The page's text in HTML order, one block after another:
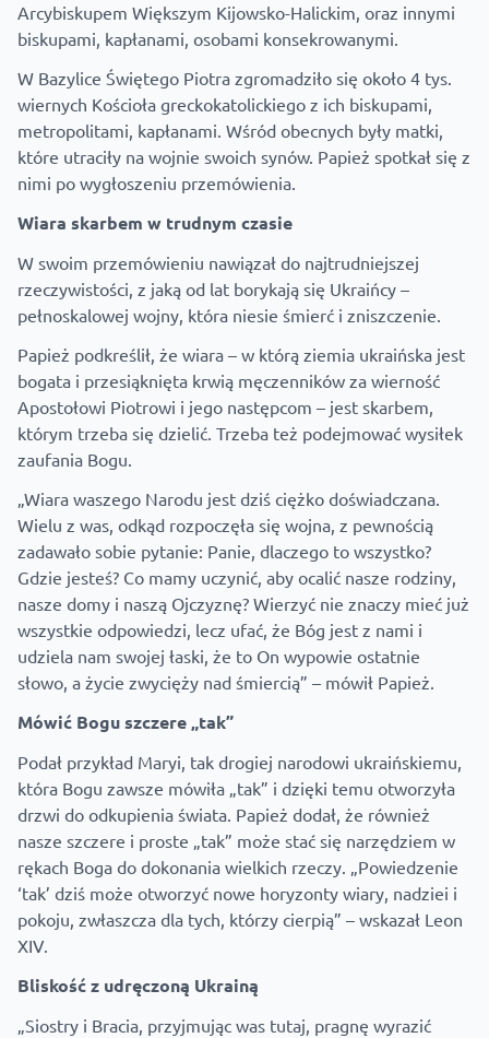
Arcybiskupem Większym Kijowsko-Halickim, oraz innymi
biskupami, kapłanami, osobami konsekrowanymi.
W Bazylice Świętego Piotra zgromadziło się około 4 tys.
wiernych Kościoła greckokatolickiego z ich biskupami,
metropolitami, kapłanami. Wśród obecnych były matki,
które utraciły na wojnie swoich synów. Papież spotkał się z
nimi po wygłoszeniu przemówienia.
Wiara skarbem w trudnym czasie
W swoim przemówieniu nawiązał do najtrudniejszej
rzeczywistości, z jaką od lat borykają się Ukraińcy –
pełnoskalowej wojny, która niesie śmierć i zniszczenie.
Papież podkreślił, że wiara – w którą ziemia ukraińska jest
bogata i przesiąknięta krwią męczenników za wierność
Apostołowi Piotrowi i jego następcom – jest skarbem,
którym trzeba się dzielić. Trzeba też podejmować wysiłek
zaufania Bogu.
„Wiara waszego Narodu jest dziś ciężko doświadczana.
Wielu z was, odkąd rozpoczęła się wojna, z pewnością
zadawało sobie pytanie: Panie, dlaczego to wszystko?
Gdzie jesteś? Co mamy uczynić, aby ocalić nasze rodziny,
nasze domy i naszą Ojczyznę? Wierzyć nie znaczy mieć już
wszystkie odpowiedzi, lecz ufać, że Bóg jest z nami i
udziela nam swojej łaski, że to On wypowie ostatnie
słowo, a życie zwycięży nad śmiercią” – mówił Papież.
Mówić Bogu szczere „tak”
Podał przykład Maryi, tak drogiej narodowi ukraińskiemu,
która Bogu zawsze mówiła „tak” i dzięki temu otworzyła
drzwi do odkupienia świata. Papież dodał, że również
nasze szczere i proste „tak” może stać się narzędziem w
rękach Boga do dokonania wielkich rzeczy. „Powiedzenie
‘tak’ dziś może otworzyć nowe horyzonty wiary, nadziei i
pokoju, zwłaszcza dla tych, którzy cierpią” – wskazał Leon
XIV.
Bliskość z udręczoną Ukrainą
„Siostry i Bracia, przyjmując was tutaj, pragnę wyrazić